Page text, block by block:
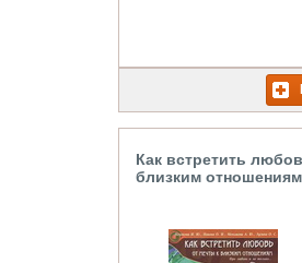
Как встретить
близким отношениям